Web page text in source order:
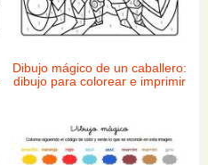
Dibujo mágico de un caballero:
dibujo para colorear e imprimir